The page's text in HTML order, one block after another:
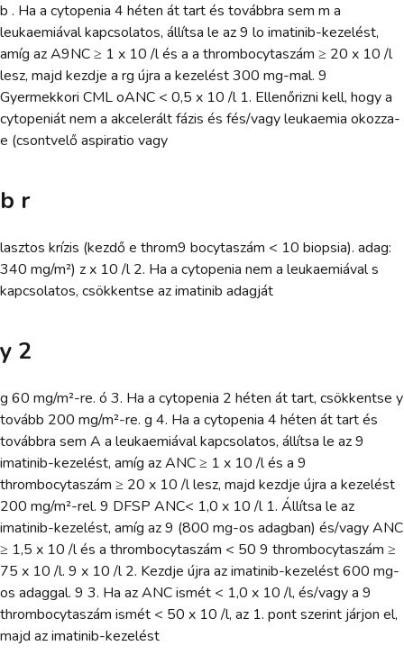
b . Ha a cytopenia 4 héten át tart és továbbra sem m a
leukaemiával kapcsolatos, állítsa le az 9 lo imatinib-kezelést,
amíg az A9NC ≥ 1 x 10 /l és a a thrombocytaszám ≥ 20 x 10 /l
lesz, majd kezdje a rg újra a kezelést 300 mg-mal. 9
Gyermekkori CML oANC < 0,5 x 10 /l 1. Ellenőrizni kell, hogy a
cytopeniát nem a akcelerált fázis és fés/vagy leukaemia okozza-
e (csontvelő aspiratio vagy
b r
lasztos krízis (kezdő e throm9 bocytaszám < 10 biopsia). adag:
340 mg/m²) z x 10 /l 2. Ha a cytopenia nem a leukaemiával s
kapcsolatos, csökkentse az imatinib adagját
y 2
g 60 mg/m²-re. ó 3. Ha a cytopenia 2 héten át tart, csökkentse y
tovább 200 mg/m²-re. g 4. Ha a cytopenia 4 héten át tart és
továbbra sem A a leukaemiával kapcsolatos, állítsa le az 9
imatinib-kezelést, amíg az ANC ≥ 1 x 10 /l és a 9
thrombocytaszám ≥ 20 x 10 /l lesz, majd kezdje újra a kezelést
200 mg/m²-rel. 9 DFSP ANC< 1,0 x 10 /l 1. Állítsa le az
imatinib-kezelést, amíg az 9 (800 mg-os adagban) és/vagy ANC
≥ 1,5 x 10 /l és a thrombocytaszám < 50 9 thrombocytaszám ≥
75 x 10 /l. 9 x 10 /l 2. Kezdje újra az imatinib-kezelést 600 mg-
os adaggal. 9 3. Ha az ANC ismét < 1,0 x 10 /l, és/vagy a 9
thrombocytaszám ismét < 50 x 10 /l, az 1. pont szerint járjon el,
majd az imatinib-kezelést